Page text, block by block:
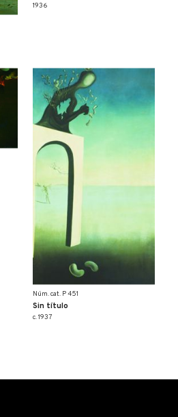
1936
Núm. cat. P 451
Sin título
c. 1937